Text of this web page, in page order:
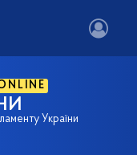
України